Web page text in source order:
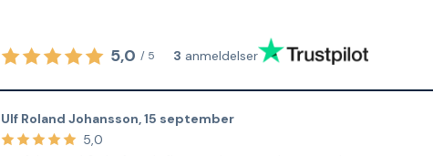
5,0 / 5 3 anmeldelser
Ulf Roland Johansson,15 september
5,0